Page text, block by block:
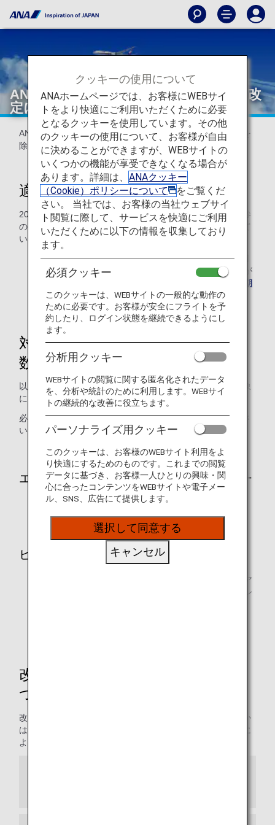
ANA国際線特典航空券 必要マイル数の改
定について
ANA国際線特典航空券について、一部のクラス・シーズンを
除き必要マイル数を改定いたします。
適用開始日
2025年6月24日（火）0:00（日本時間）以降にご予約・発券
の特典航空券について、改定後の必要マイル数を適用させて
いただきます。
* 上記適用開始日以前にご予約いただいた航空券を適用
開始後に変更した場合、変更後の必要マイル数・規則が
改定後の必要マイル数適用時期
について をご確認ください。
対象ゾーン・クラス・必要マイル
数
以下のゾーン・クラス・シーズンが必要マイル数改定の対象
になります。
必要マイル数の詳細は必要マイルチャートよりご確認くださ
い。
エコノミークラス、プレミアムエコノミー
全ゾーン発着のハイシーズン
ビジネスクラス、ファーストクラス
韓国・ロシア1（Zone2）、アジア1（Zone3）、アジア
2（Zone4）、オセアニア（Zone10）発着の全シーズン
改定後の必要マイル数適用時期に
ついて
改定前または改定後の必要マイル数のどちらが適用されるか
は、新規ご予約・発券、ご予約後の変更、空席待ちの時期に
よって異なりますので、以下よりご確認ください。
クッキーの使用について
ANAホームページでは、お客様にWEBサイ
トをより快適にご利用いただくために必要
となるクッキーを使用しています。その他
のクッキーの使用について、お客様が自由
に決めることができますが、WEBサイトの
いくつかの機能が享受できなくなる場合が
あります。詳細は、 ANAクッキー
（Cookie）ポリシーについて
をご覧くだ
さい。 当社では、お客様の当社ウェブサイ
ト閲覧に際して、サービスを快適にご利用
いただくために以下の情報を収集しており
ます。
必須クッキー
このクッキーは、WEBサイトの一般的な動作の
ために必要です。お客様が安全にフライトを予
約したり、ログイン状態を継続できるようにし
ます。
分析用クッキー
WEBサイトの閲覧に関する匿名化されたデータ
を、分析や統計のために利用します。WEBサイ
トの継続的な改善に役立ちます。
パーソナライズ用クッキー
このクッキーは、お客様のWEBサイト利用をよ
り快適にするためのものです。これまでの閲覧
データに基づき、お客様一人ひとりの興味・関
心に合ったコンテンツをWEBサイトや電子メー
ル、SNS、広告にて提供します。
選択して同意する
キャンセル